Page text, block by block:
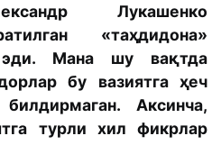
Лукашенко
«таҳдидона»
эди. Мана шу вақтда
бу вазиятга ҳеч
Аксинча,
турли хил фикрлар